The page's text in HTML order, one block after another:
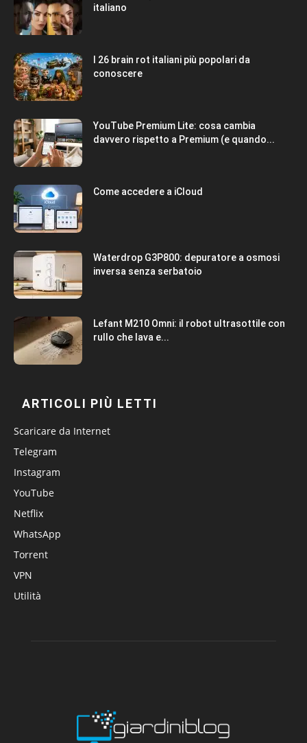
italiano
I 26 brain rot italiani più popolari da
conoscere
YouTube Premium Lite: cosa cambia
davvero rispetto a Premium (e quando...
Come accedere a iCloud
Waterdrop G3P800: depuratore a osmosi
inversa senza serbatoio
Lefant M210 Omni: il robot ultrasottile con
rullo che lava e...
ARTICOLI PIÙ LETTI
Scaricare da Internet
Telegram
Instagram
YouTube
Netflix
WhatsApp
Torrent
VPN
Utilità